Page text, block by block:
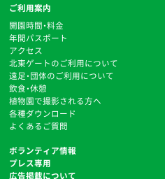
ご利用案内
開園時間・料金
年間パスポート
アクセス
北東ゲートのご利用について
遠足・団体のご利用について
飲食・休憩
植物園で撮影される方へ
各種ダウンロード
よくあるご質問
ボランティア情報
プレス専用
広告掲載について